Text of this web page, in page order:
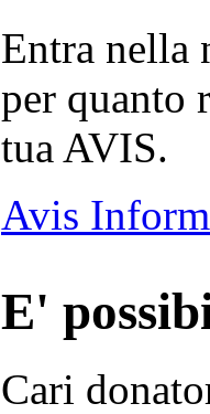
Entra nella
per quanto
tua AVIS.
Avis
E'
Cari